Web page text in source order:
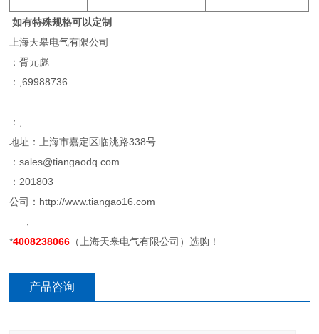
如有特殊规格可以定制
上海天皋电气有限公司
：胥元彪
：,69988736
：,
地址：上海市嘉定区临洮路338号
：sales@tiangaodq.com
：201803
公司：http://www.tiangao16.com
*4008238066 （上海天皋电气有限公司）选购！
产品咨询